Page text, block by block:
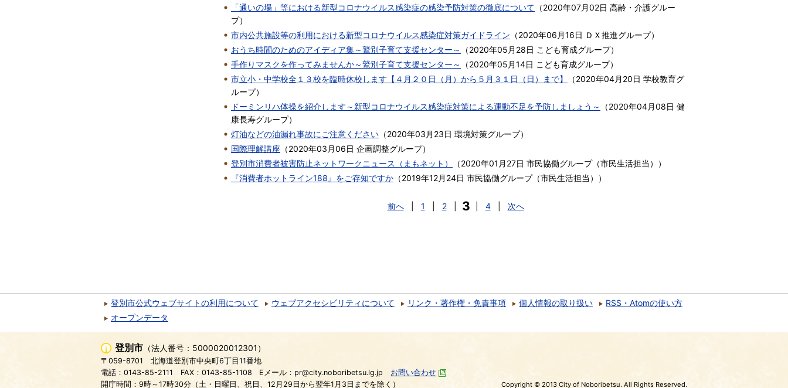
「通いの場」等における新型コロナウイルス感染症の感染予防対策の徹底について （2020年07月02日 高齢・介護グルー
プ）
市内公共施設等の利用における新型コロナウイルス感染症対策ガイドライン （2020年06月16日 ＤＸ推進グループ）
おうち時間のためのアイディア集～鷲別子育て支援センター～
（2020年05月28日 こども育成グループ）
手作りマスクを作ってみませんか～鷲別子育て支援センター～
（2020年05月14日 こども育成グループ）
市立小・中学校全１３校を臨時休校します【４月２０日（月）から５月３１日（日）まで】
（2020年04月20日 学校教育グ
ループ）
ドーミンリハ体操を紹介します～新型コロナウイルス感染症対策による運動不足を予防しましょう～
（2020年04月08日 健
康長寿グループ）
灯油などの油漏れ事故にご注意ください （2020年03月23日 環境対策グループ）
国際理解講座 （2020年03月06日 企画調整グループ）
登別市消費者被害防止ネットワークニュース（まもネット）
（2020年01月27日 市民協働グループ（市民生活担当）
）
『消費者ホットライン188』をご存知ですか （2019年12月24日 市民協働グループ（市民生活担当） ）
前へ 1 2 3 4 次へ
登別市公式ウェブサイトの利用について ウェブアクセシビリティについて リンク・著作権・免責事項 個人情報の取り扱い
RSS・Atomの使い方
オープンデータ
登別市 （法人番号：5000020012301）
〒059-8701
北海道登別市中央町6丁目11番地
電話：0143-85-2111
FAX：0143-85-1108 Eメール：pr@city.noboribetsu.lg.jp
お問い合わせ
開庁時間：9時～17時30分（土・日曜日、祝日、12月29日から翌年1月3日までを除く）
Copyright © 2013 City of Noboribetsu. All Rights Reserved.